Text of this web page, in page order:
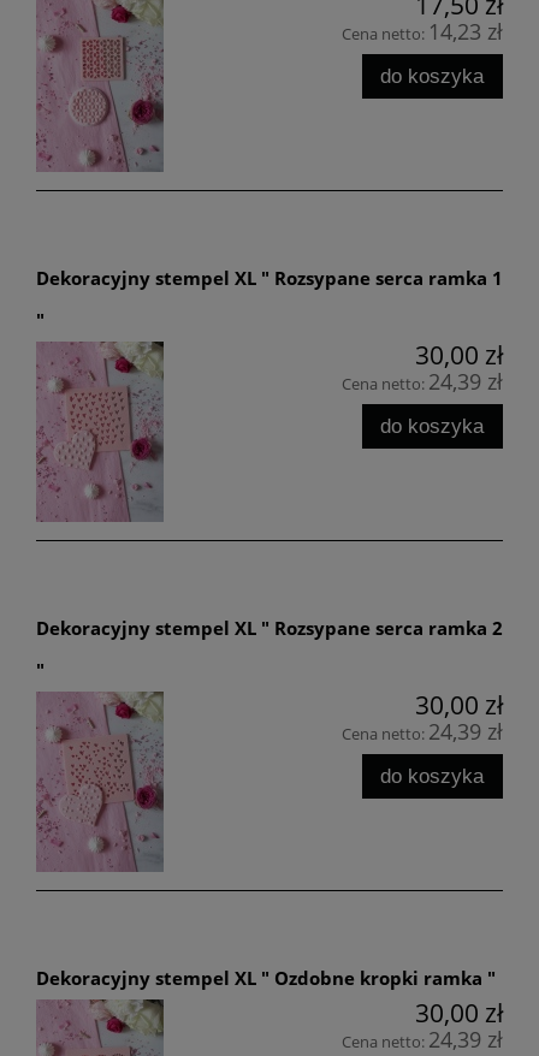
Cena netto: 14,23 zł
do koszyka
Dekoracyjny stempel XL " Rozsypane serca ramka 1
"
30,00 zł
Cena netto: 24,39 zł
do koszyka
Dekoracyjny stempel XL " Rozsypane serca ramka 2
"
30,00 zł
Cena netto: 24,39 zł
do koszyka
Dekoracyjny stempel XL " Ozdobne kropki ramka "
30,00 zł
Cena netto: 24,39 zł